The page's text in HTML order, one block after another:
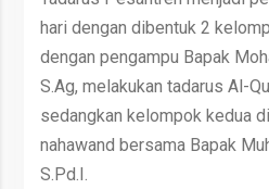
hari dengan dibentuk 2
dengan pengampu Bapak
S.Ag, melakukan tadarus Al-
sedangkan kelompok kedua
nahawand bersama Bapak
S.Pd.I.